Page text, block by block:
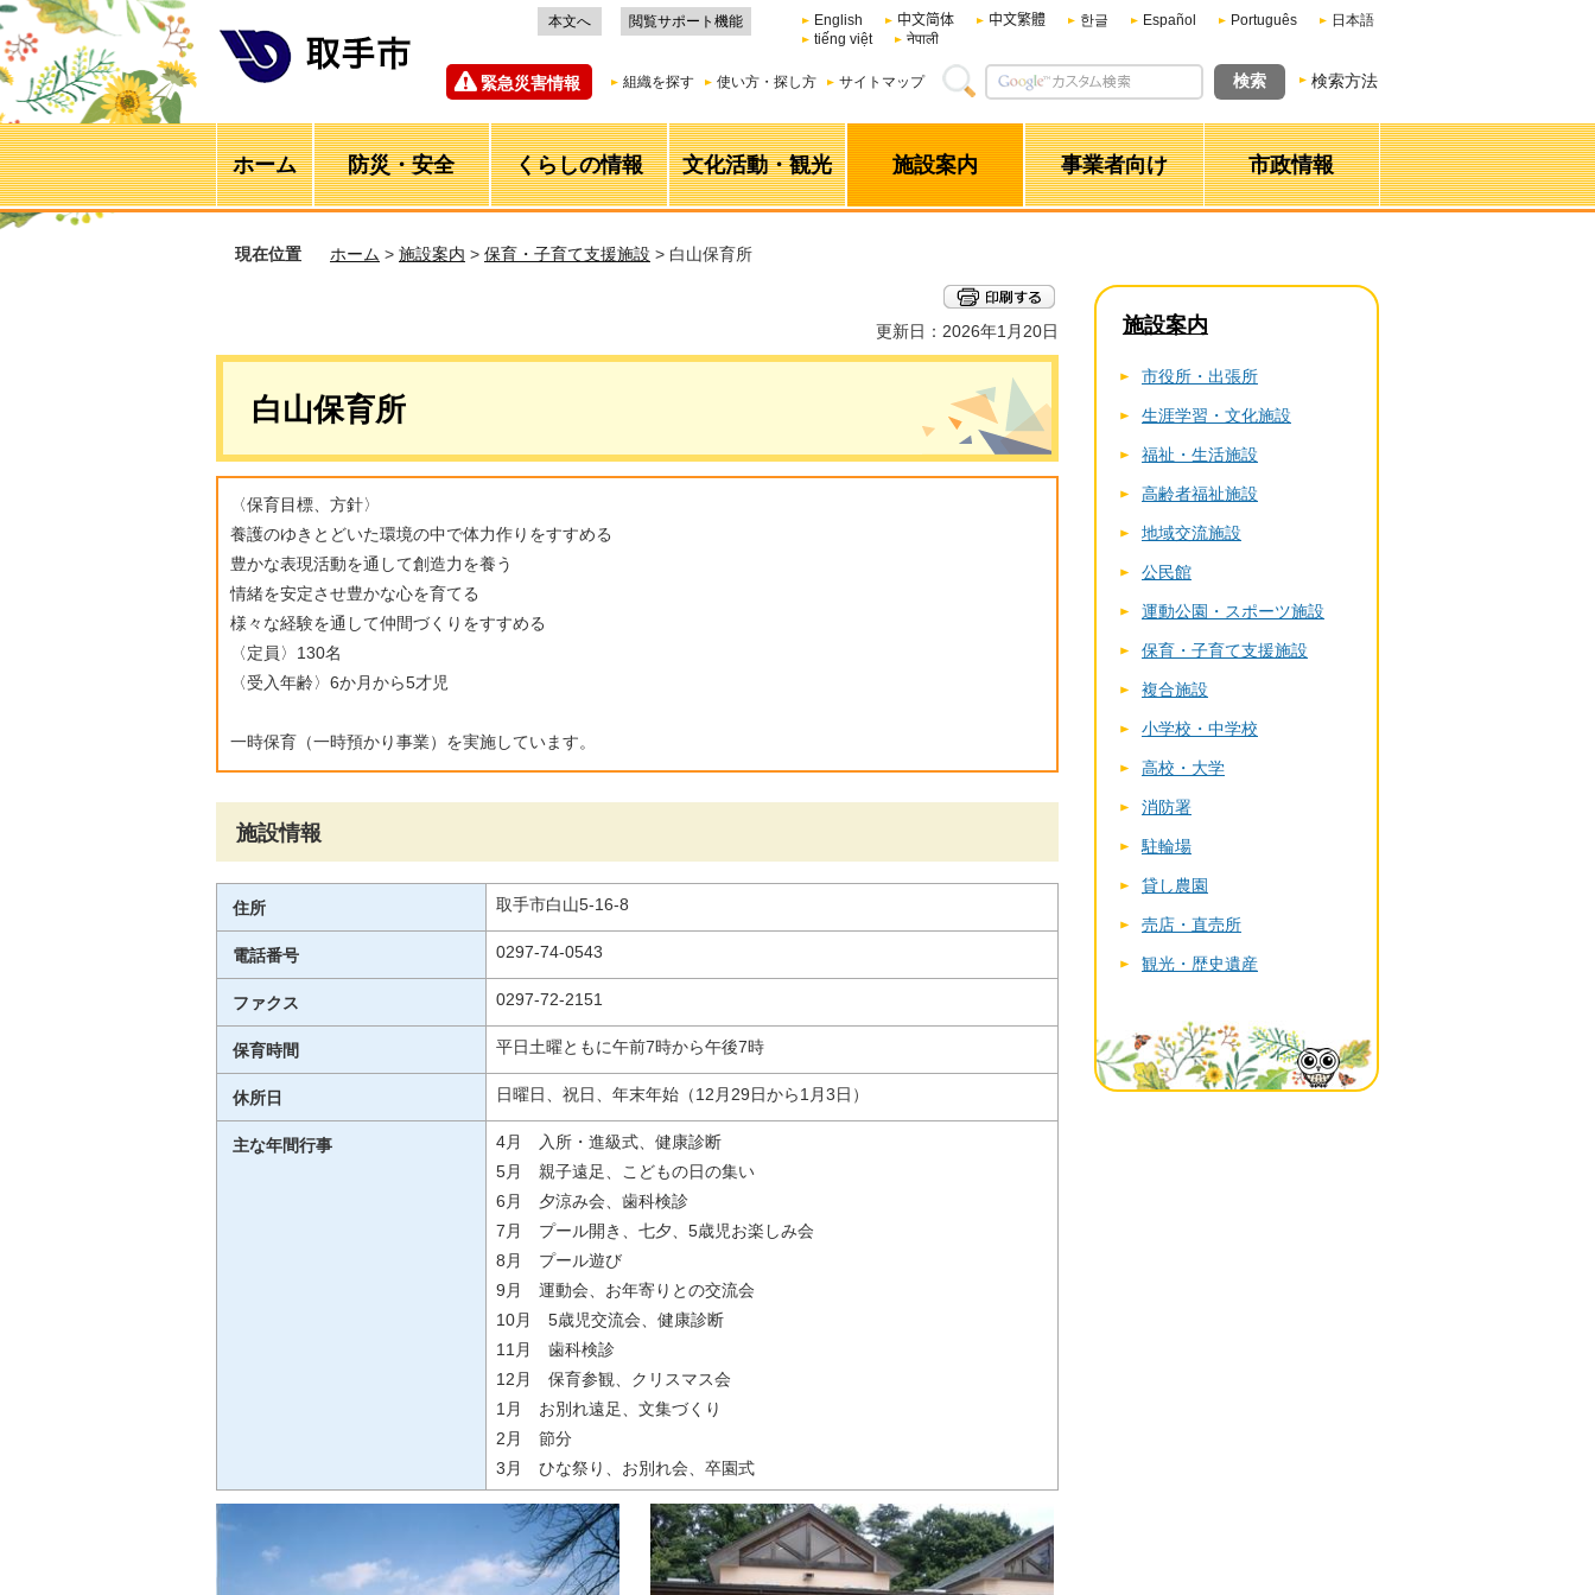
本文へ 閲覧サポート機能 English 中文简体 中文繁體 한글 Español Português
日本語
tiếng việt
नेपाली
緊急災害情報 組織を探す 使い方・探し方 サイトマップ 検索方法
ホーム 防災・安全 くらしの情報 文化活動・観光 施設案内 事業者向け 市政情報
現在位置 ホーム > 施設案内 > 保育・子育て支援施設 > 白山保育所
更新日：2026年1月20日
白山保育所
〈保育目標、方針〉
養護のゆきとどいた環境の中で体力作りをすすめる
豊かな表現活動を通して創造力を養う
情緒を安定させ豊かな心を育てる
様々な経験を通して仲間づくりをすすめる
〈定員〉130名
〈受入年齢〉6か月から5才児
一時保育（一時預かり事業）を実施しています。
施設情報
住所 取手市白山5-16-8
電話番号 0297-74-0543
ファクス 0297-72-2151
保育時間 平日土曜ともに午前7時から午後7時
休所日 日曜日、祝日、年末年始（12月29日から1月3日）
主な年間行事
4月 入所・進級式、健康診断
5月 親子遠足、こどもの日の集い
6月 夕涼み会、歯科検診
7月 プール開き、七夕、5歳児お楽しみ会
8月 プール遊び
9月 運動会、お年寄りとの交流会
10月 5歳児交流会、健康診断
11月 歯科検診
12月 保育参観、クリスマス会
1月 お別れ遠足、文集づくり
2月 節分
3月 ひな祭り、お別れ会、卒園式
施設案内
市役所・出張所
生涯学習・文化施設
福祉・生活施設
高齢者福祉施設
地域交流施設
公民館
運動公園・スポーツ施設
保育・子育て支援施設
複合施設
小学校・中学校
高校・大学
消防署
駐輪場
貸し農園
売店・直売所
観光・歴史遺産